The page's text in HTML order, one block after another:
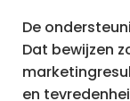
De
Dat bewijzen
en